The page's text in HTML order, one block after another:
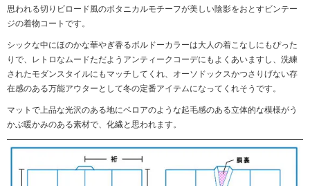
思われる切りビロード風のボタニカルモチーフが美しい陰影をおとすビンテー
ジの着物コートです。
シックな中にほのかな華やぎ香るボルドーカラーは大人の着こなしにもぴった
りで、レトロなムードただようアンティークコーデにもよくあいますし、洗練
されたモダンスタイルにもマッチしてくれ、オーソドックスかつさりげない存
在感のある万能アウターとして冬の定番アイテムになってくれそうです。
マットで上品な光沢のある地にベロアのような起毛感のある立体的な模様がう
かぶ暖かみのある素材で、化繊と思われます。